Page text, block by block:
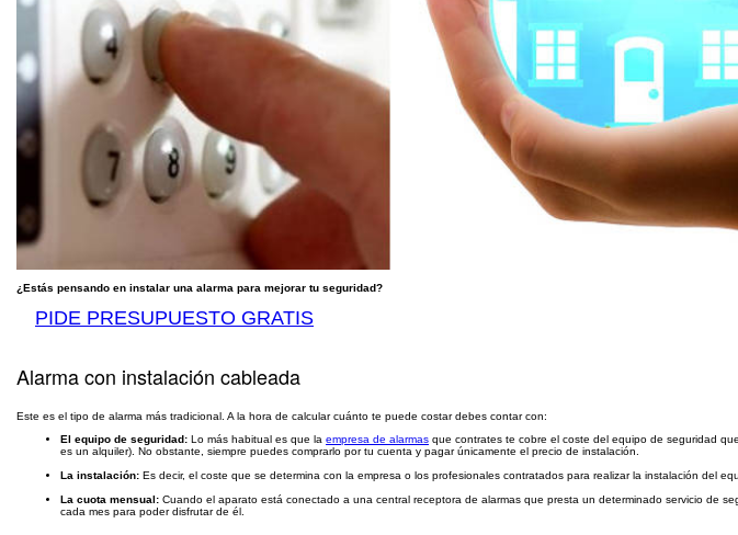
¿Estás pensando en instalar una alarma para mejorar tu seguridad?
PIDE PRESUPUESTO GRATIS
Alarma con instalación cableada
Este es el tipo de alarma más tradicional. A la hora de calcular cuánto te puede costar debes contar con:
El equipo de seguridad: Lo más habitual es que la empresa de alarmas que contrates te cobre el coste del equipo de seguridad
es un alquiler). No obstante, siempre puedes comprarlo por tu cuenta y pagar únicamente el precio de instalación.
La instalación: Es decir, el coste que se determina con la empresa o los profesionales contratados para realizar la instalación del
La cuota mensual: Cuando el aparato está conectado a una central receptora de alarmas que presta un determinado servicio de
cada mes para poder disfrutar de él.